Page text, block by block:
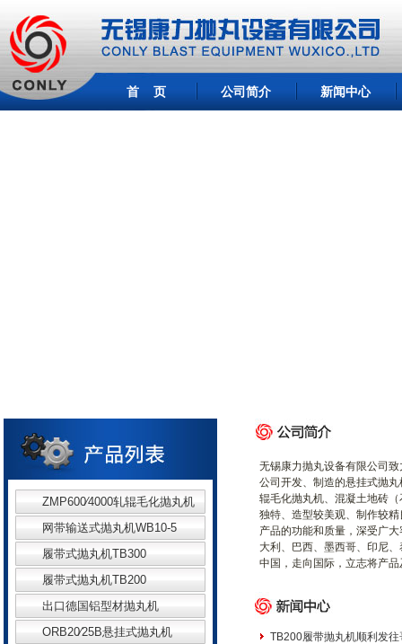
首 页 公司简介 新闻中心
ZMP600∕4000轧辊毛化抛丸机
网带输送式抛丸机WB10-5
履带式抛丸机TB300
履带式抛丸机TB200
出口德国铝型材抛丸机
ORB20∕25B悬挂式抛丸机
无锡康力抛丸设备有限公司
公司开发、制造的悬挂式抛
辊毛化抛丸机、混凝土地砖
独特、造型较美观、制作较
产品的功能和质量，深受广
大利、巴西、墨西哥、印尼
中国，走向国际，立志将产
TB200履带抛丸机顺利发往